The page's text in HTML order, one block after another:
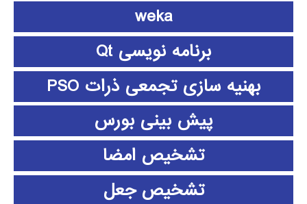
weka
برنامه نویسی Qt
بهنیه سازی تجمعی ذرات PSO
پیش بینی بورس
تشخیص امضا
تشخیص جعل